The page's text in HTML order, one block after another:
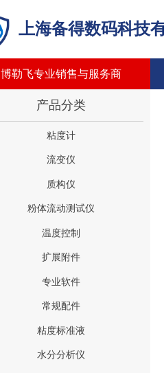
上海备得数码科技
博勒飞专业销售与服务商
粘度计
流变仪
质构仪
粉体流动测试仪
温度控制
扩展附件
专业软件
常规配件
粘度标准液
水分分析仪
产品分类